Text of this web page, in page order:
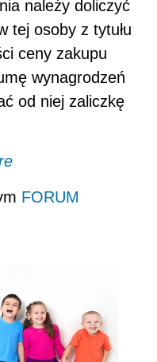
należy doliczyć
tej osoby z tytułu
ceny zakupu
wynagrodzeń
od niej zaliczkę
FORUM